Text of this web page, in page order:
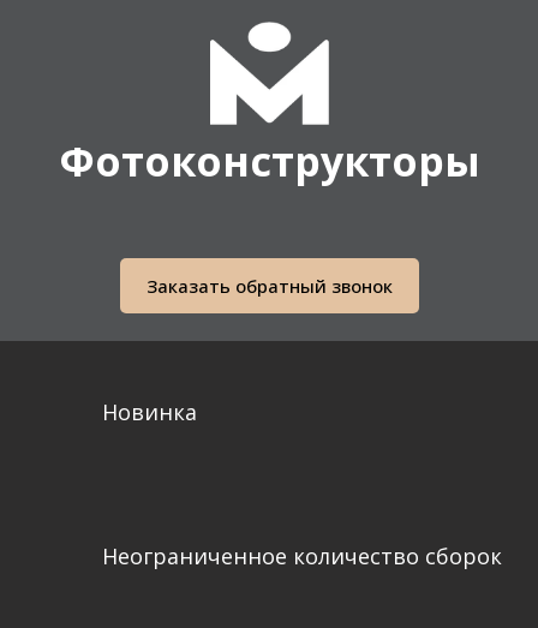
Фотоконструкторы
Заказать обратный звонок
Новинка
Неограниченное количество сборок